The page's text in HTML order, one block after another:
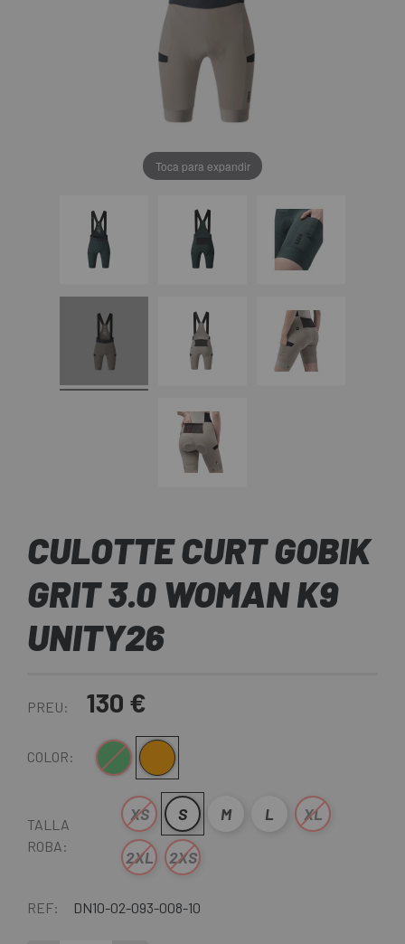
Toca para expandir
CULOTTE CURT GOBIK
GRIT 3.0 WOMAN K9
UNITY26
PREU: 130 €
COLOR: Verd Fosc
Marrón Claro
TALLA
ROBA:
XS S M L XL
2XL 2XS
REF: DN10-02-093-008-10